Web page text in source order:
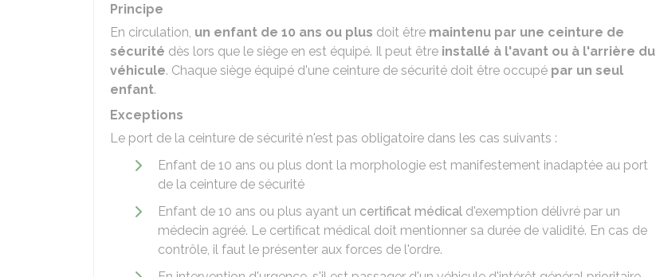
Principe
En circulation, un enfant de 10 ans ou plus doit être maintenu par une ceinture de
sécurité dès lors que le siège en est équipé. Il peut être installé à l'avant ou à l'arrière du
véhicule. Chaque siège équipé d'une ceinture de sécurité doit être occupé par un seul
enfant.
Exceptions
Le port de la ceinture de sécurité n'est pas obligatoire dans les cas suivants :
Enfant de 10 ans ou plus dont la morphologie est manifestement inadaptée au port
de la ceinture de sécurité
Enfant de 10 ans ou plus ayant un certificat médical d'exemption délivré par un
médecin agréé. Le certificat médical doit mentionner sa durée de validité. En cas de
contrôle, il faut le présenter aux forces de l'ordre.